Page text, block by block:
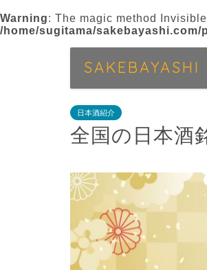
Warning: The magic method
/home/sugitama/
SAKEBAYASHI
日本酒紹介
全国の日本酒